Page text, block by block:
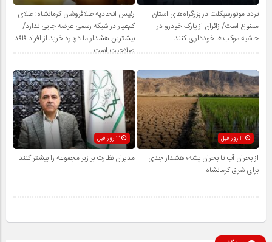
تردد موتورسیکلت در بزرگراه‌های استان
ممنوع است/ زائران از پارک خودرو در
حاشیه موکب‌ها خودداری کنند
رئیس اتحادیه طلافروشان کرمانشاه: طلای
کم‌عیار در شبکه رسمی عرضه جایی ندارد/
بیشترین هشدار ما درباره خرید از افراد فاقد
صلاحیت است
3 روز قبل
از بحران آب تا بحران پشه؛ هشدار جدی
برای شرق کرمانشاه
مدیران نظارت بر زیر مجموعه را بیشتر کنند